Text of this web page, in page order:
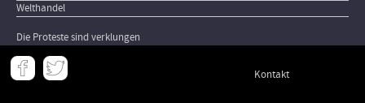
Welthandel
Die Proteste sind verklungen
Meta
- Kontakt